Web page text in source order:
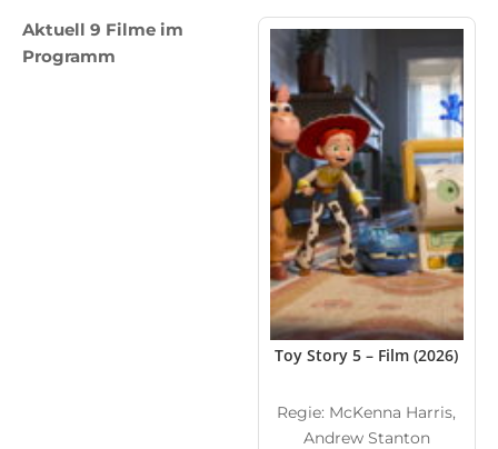
Aktuell 9 Filme im
Programm
Toy Story 5 – Film (2026)
Regie: McKenna Harris,
Andrew Stanton